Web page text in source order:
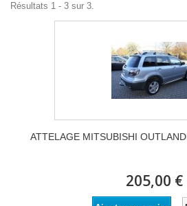
Résultats 1 - 3 sur 3.
ATTELAGE MITSUBISHI
205,00 €